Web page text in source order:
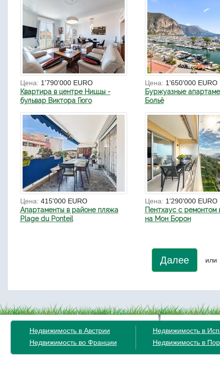
Цена: 1'790'000 EURO
Квартира в центре Ниццы -
бульвар Виктора Гюго
Цена: 1'650'000 EURO
Буржуазные
Больё
Цена: 415'000 EURO
Апартаменты в районе пляжа
Plage du Ponteil
Цена: 1'290'000 EURO
Пентхаус с ремонтом
на Мон Борон
Далее или
Недвижимость в Австрии
Недвижимость во Франции
Недвижимость в
Недвижимость в